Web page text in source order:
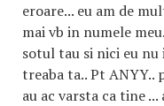
eroare... eu am de
mai vb in numele
sotul tau si nici eu
treaba ta.. Pt ANYY..
au ac varsta ca tine